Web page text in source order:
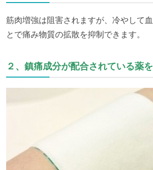
筋肉増強は阻害されますが、冷やして
とで痛み物質の拡散を抑制できます。
２、鎮痛成分が配合されている薬